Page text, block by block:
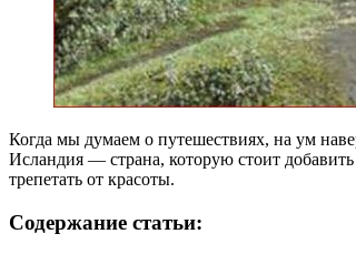
Когда мы думаем о путешествиях, на ум
Исландия — страна, которую стоит
трепетать от красоты.
Содержание статьи: